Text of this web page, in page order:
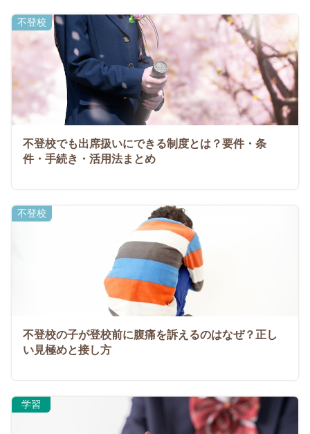
不登校でも出席扱いにできる制度とは？要件・条
件・手続き・活用法まとめ
不登校
不登校の子が登校前に腹痛を訴えるのはなぜ？正し
い見極めと接し方
不登校
学習